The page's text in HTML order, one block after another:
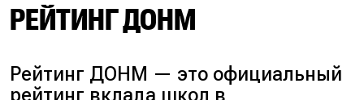
РЕЙТИНГ ДОНМ
Рейтинг ДОНМ — это официальный
рейтинг вклада школ в